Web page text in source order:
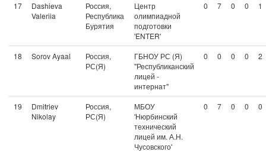
17
Dashieva
Valeriia
Россия,
Республика
Бурятия
Центр
олимпиадной
подготовки
'ENTER'
0 7 0 0 1
18 Sorov Ayaal
Россия,
РС(Я)
ГБНОУ РС (Я)
"Республиканский
лицей -
интернат"
0 0 0 0 2
19
Dmitriev
Nikolay
Россия,
РС(Я)
МБОУ
'Нюрбинский
технический
лицей им. А.Н.
Чусовского'
0 7 0 0 0